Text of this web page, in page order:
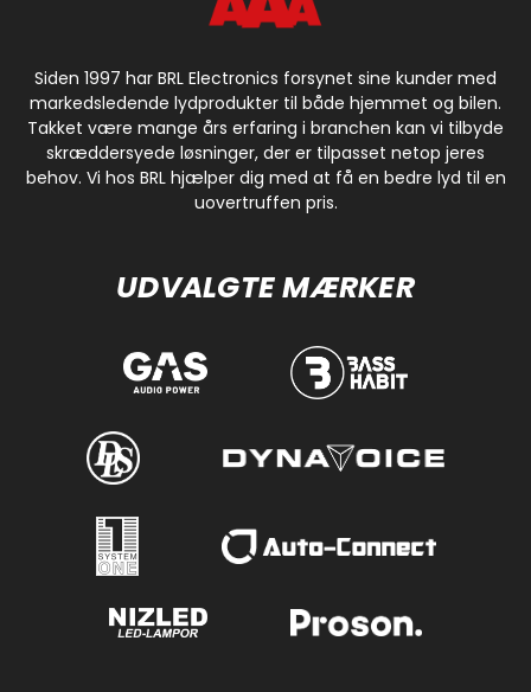
Siden 1997 har BRL Electronics forsynet sine kunder med
markedsledende lydprodukter til både hjemmet og bilen.
Takket være mange års erfaring i branchen kan vi tilbyde
skræddersyede løsninger, der er tilpasset netop jeres
behov. Vi hos BRL hjælper dig med at få en bedre lyd til en
uovertruffen pris.
UDVALGTE MÆRKER